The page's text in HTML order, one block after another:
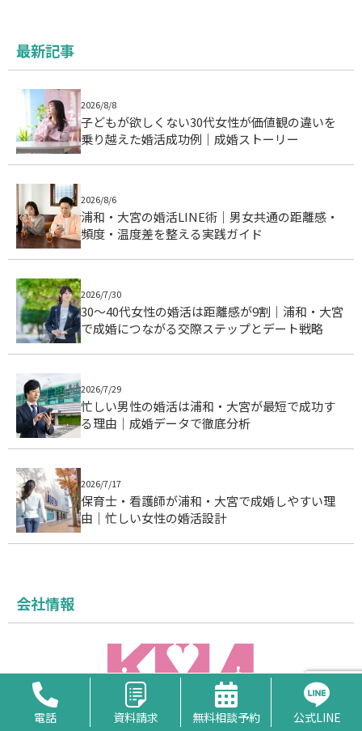
最新記事
2026/8/8
子どもが欲しくない30代女性が価値観の違いを
乗り越えた婚活成功例｜成婚ストーリー
2026/8/6
浦和・大宮の婚活LINE術｜男女共通の距離感・
頻度・温度差を整える実践ガイド
2026/7/30
30〜40代女性の婚活は距離感が9割｜浦和・大宮
で成婚につながる交際ステップとデート戦略
2026/7/29
忙しい男性の婚活は浦和・大宮が最短で成功す
る理由｜成婚データで徹底分析
2026/7/17
保育士・看護師が浦和・大宮で成婚しやすい理
由｜忙しい女性の婚活設計
会社情報
電話 資料請求 無料相談予約 公式LINE